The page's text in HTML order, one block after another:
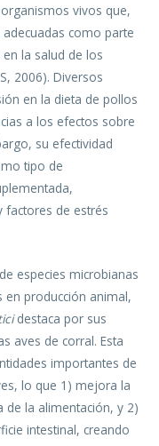
vivos que,
como parte
la salud de los
2006). Diversos
en la dieta de pollos
a los efectos sobre
su efectividad
tipo de
factores de estrés
especies microbianas
producción animal,
destaca por sus
aves de corral. Esta
importantes de
lo que 1) mejora la
de la alimentación, y 2)
intestinal, creando